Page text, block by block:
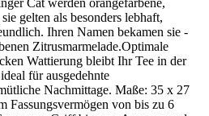
gelten als besonders lebhaft,
Ihren Namen bekamen sie -
Zitrusmarmelade.Optimale
Wattierung bleibt Ihr Tee in der
für ausgedehnte
Nachmittage. Maße: 35 x 27
Fassungsvermögen von bis zu 6